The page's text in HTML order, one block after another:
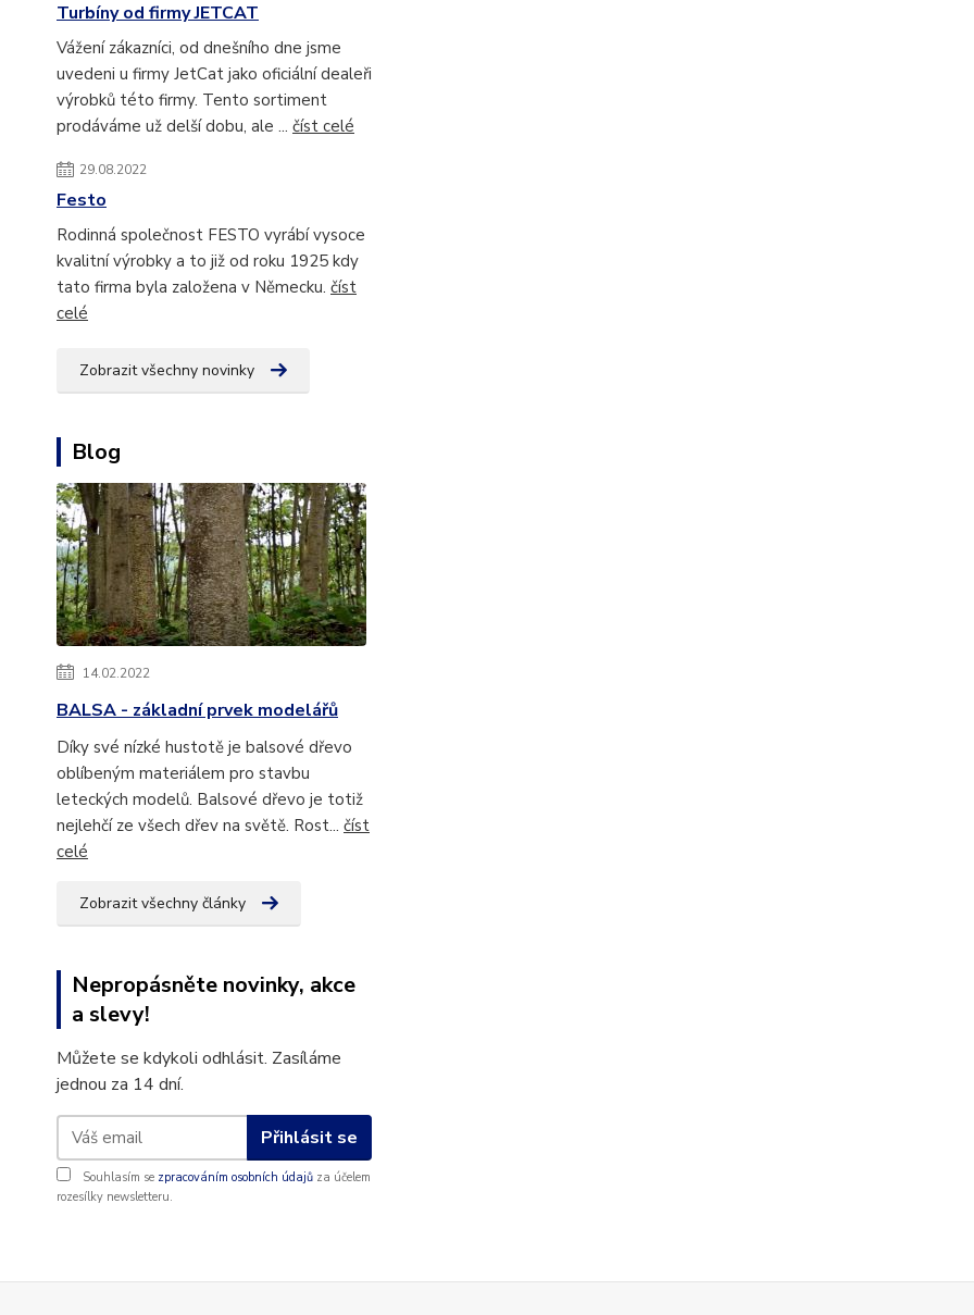
Turbíny od firmy JETCAT
Vážení zákazníci, od dnešního dne jsme
uvedeni u firmy JetCat jako oficiální dealeři
výrobků této firmy. Tento sortiment
prodáváme už delší dobu, ale ... číst celé
29.08.2022
Festo
Rodinná společnost FESTO vyrábí vysoce
kvalitní výrobky a to již od roku 1925 kdy
tato firma byla založena v Německu. číst
celé
Zobrazit všechny novinky
Blog
14.02.2022
BALSA - základní prvek modelářů
Díky své nízké hustotě je balsové dřevo
oblíbeným materiálem pro stavbu
leteckých modelů. Balsové dřevo je totiž
nejlehčí ze všech dřev na světě. Rost... číst
celé
Zobrazit všechny články
Nepropásněte novinky, akce
a slevy!
Můžete se kdykoli odhlásit. Zasíláme
jednou za 14 dní.
Přihlásit se
Souhlasím se zpracováním osobních údajů za účelem
rozesílky newsletteru.